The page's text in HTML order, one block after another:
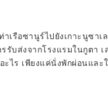
เรือซานูร์ไปยังเกาะนูซาเ
บส่งจากโรงแรมในกูตา
ไร เพียงแค่นั่งพักผ่อนและ